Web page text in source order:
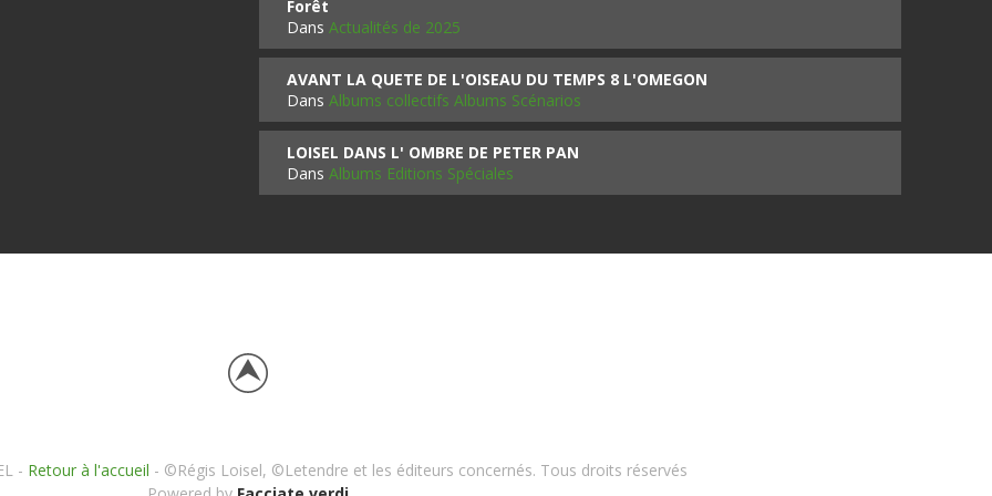
Forêt
Dans Actualités de 2025
AVANT LA QUETE DE L'OISEAU DU TEMPS 8 L'OMEGON
Dans Albums collectifs Albums Scénarios
LOISEL DANS L' OMBRE DE PETER PAN
Dans Albums Editions Spéciales
- Retour à l'accueil - ©Régis Loisel, ©Letendre et les éditeurs concernés. Tous droits réservés